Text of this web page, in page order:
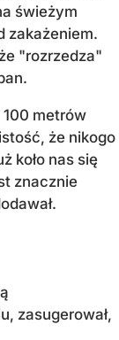
świeżym
zakażeniem.
"rozrzedza"
metrów
że nikogo
koło nas się
znacznie
zasugerował,